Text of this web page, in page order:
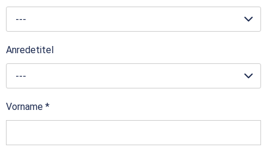
---
Anredetitel
---
Vorname *